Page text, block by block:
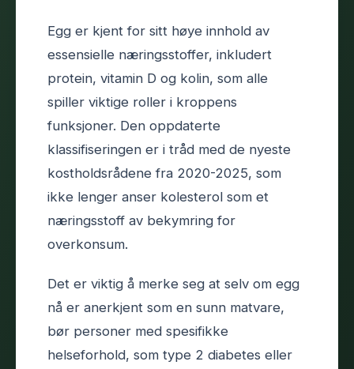
Egg er kjent for sitt høye innhold av
essensielle næringsstoffer, inkludert
protein, vitamin D og kolin, som alle
spiller viktige roller i kroppens
funksjoner. Den oppdaterte
klassifiseringen er i tråd med de nyeste
kostholdsrådene fra 2020-2025, som
ikke lenger anser kolesterol som et
næringsstoff av bekymring for
overkonsum.
Det er viktig å merke seg at selv om egg
nå er anerkjent som en sunn matvare,
bør personer med spesifikke
helseforhold, som type 2 diabetes eller